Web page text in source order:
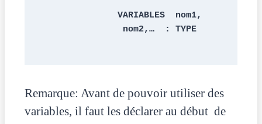
VARIABLES  nom1,
nom2,…  : TYPE
Remarque: Avant de pouvoir utiliser des
variables, il faut les déclarer au début de